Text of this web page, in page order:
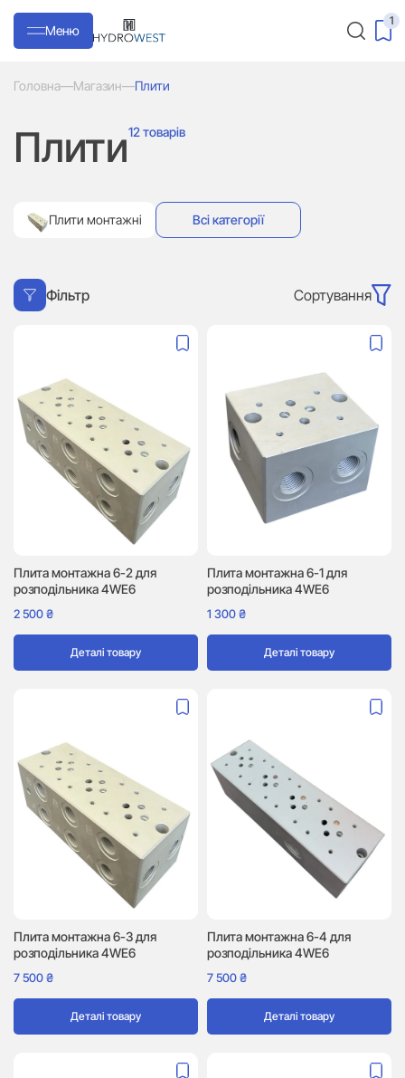
Меню
1
Головна—Магазин—Плити
Плити12 товарів
Плити монтажні Всі категорії
Фільтр Сортування
Плита монтажна 6-2 для
розподільника 4WE6
2 500₴
Деталі товару
Плита монтажна 6-1 для
розподільника 4WE6
1 300₴
Деталі товару
Плита монтажна 6-3 для
розподільника 4WE6
7 500₴
Деталі товару
Плита монтажна 6-4 для
розподільника 4WE6
7 500₴
Деталі товару